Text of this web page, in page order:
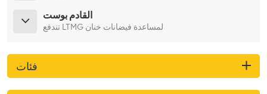
القادم بوست
تندفع LTMG لمساعدة فيضانات خنان
فئات